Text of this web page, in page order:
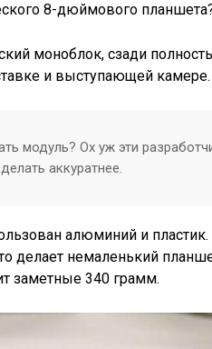
8-дюймового
моноблок, сзади
и выступающей
модуль? Ох уж эти
аккуратнее.
алюминий и
немаленький
заметные 340 грамм.